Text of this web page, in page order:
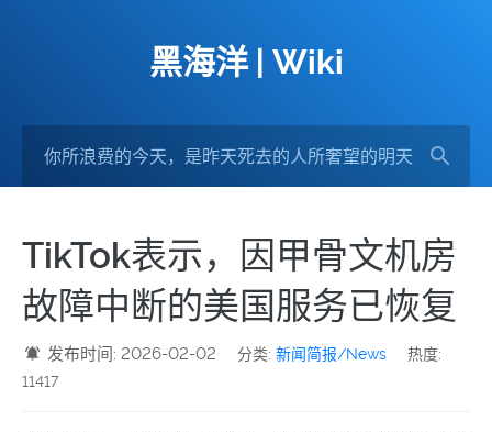
黑海洋 | Wiki
TikTok表示，因甲骨文机房
故障中断的美国服务已恢复
发布时间: 2026-02-02 分类:新闻简报/News
热度:
11417